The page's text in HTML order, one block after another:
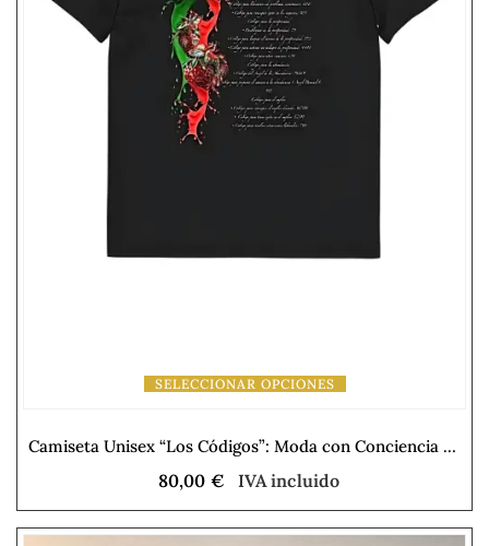
SELECCIONAR OPCIONES
Camiseta Unisex “Los Códigos”: Moda con Conciencia Ecológica
80,00 € IVA incluido